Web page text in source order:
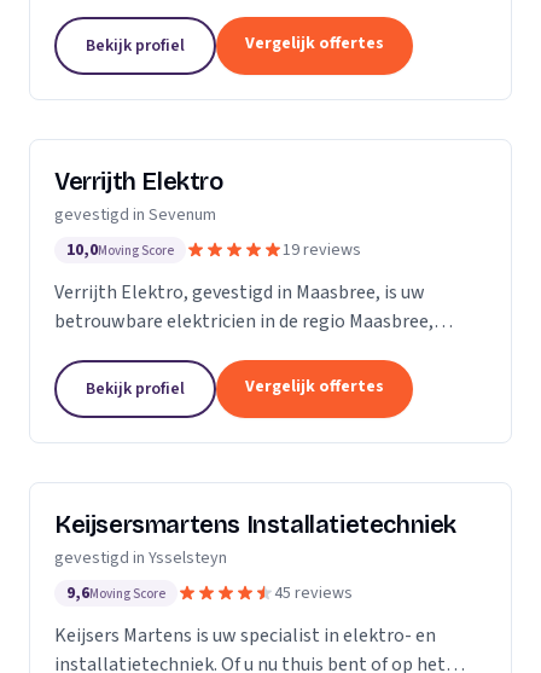
Bekijk profiel Vergelijk offertes
Verrijth Elektro
gevestigd in Sevenum
10,0Moving Score 19 reviews
Verrijth Elektro, gevestigd in Maasbree, is uw
betrouwbare elektricien in de regio Maasbree,
Gedreven door een ongeëvenaarde passie voor
kwaliteit, brengen...
Bekijk profiel Vergelijk offertes
Keijsersmartens Installatietechniek
gevestigd in Ysselsteyn
9,6Moving Score 45 reviews
Keijsers Martens is uw specialist in elektro- en
installatietechniek. Of u nu thuis bent of op het